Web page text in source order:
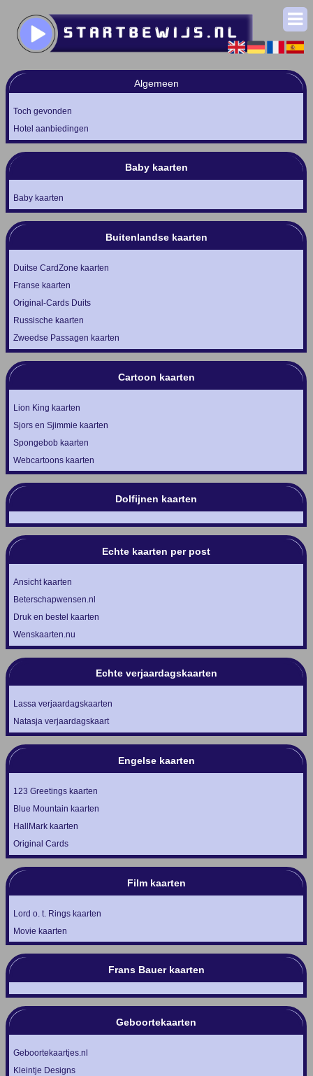
Algemeen
Toch gevonden
Hotel aanbiedingen
Baby kaarten
Baby kaarten
Buitenlandse kaarten
Duitse CardZone kaarten
Franse kaarten
Original-Cards Duits
Russische kaarten
Zweedse Passagen kaarten
Cartoon kaarten
Lion King kaarten
Sjors en Sjimmie kaarten
Spongebob kaarten
Webcartoons kaarten
Dolfijnen kaarten
Echte kaarten per post
Ansicht kaarten
Beterschapwensen.nl
Druk en bestel kaarten
Wenskaarten.nu
Echte verjaardagskaarten
Lassa verjaardagskaarten
Natasja verjaardagskaart
Engelse kaarten
123 Greetings kaarten
Blue Mountain kaarten
HallMark kaarten
Original Cards
Film kaarten
Lord o. t. Rings kaarten
Movie kaarten
Frans Bauer kaarten
Geboortekaarten
Geboortekaartjes.nl
Kleintje Designs